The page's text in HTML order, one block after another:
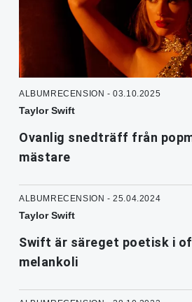
ALBUMRECENSION - 03.10.2025
Taylor Swift
Ovanlig snedträff från
mästare
ALBUMRECENSION - 25.04.2024
Taylor Swift
Swift är säreget poetisk i
melankoli